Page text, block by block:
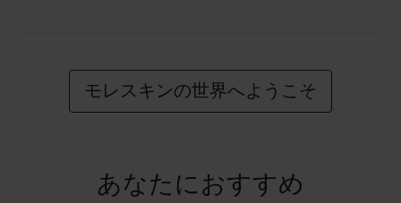
モレスキンの世界へようこそ
あなたにおすすめ